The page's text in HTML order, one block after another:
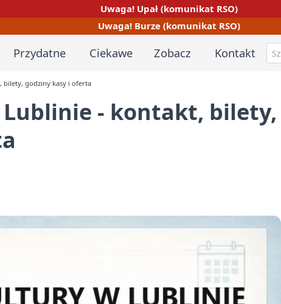
Uwaga! Upał (komunikat RSO)
Uwaga! Burze (komunikat RSO)
Przydatne Ciekawe Zobacz Kontakt
godziny kasy i oferta
- kontakt, bilety,